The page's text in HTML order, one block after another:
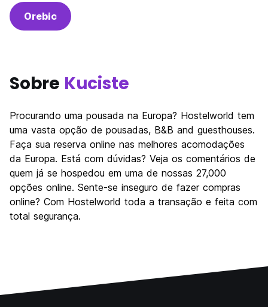
Orebic
Sobre Kuciste
Procurando uma pousada na Europa? Hostelworld tem
uma vasta opção de pousadas, B&B and guesthouses.
Faça sua reserva online nas melhores acomodações
da Europa. Está com dúvidas? Veja os comentários de
quem já se hospedou em uma de nossas 27,000
opções online. Sente-se inseguro de fazer compras
online? Com Hostelworld toda a transação e feita com
total segurança.